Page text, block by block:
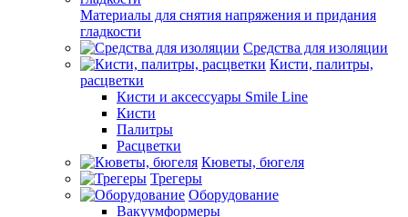
Материалы для снятия напряжения и придания
гладкости
Средства для изоляции
Кисти, палитры,
расцветки
Кисти и аксессуары Smile Line
Кисти
Палитры
Расцветки
Кюветы, бюгеля
Трегеры
Оборудование
Вакуумформеры